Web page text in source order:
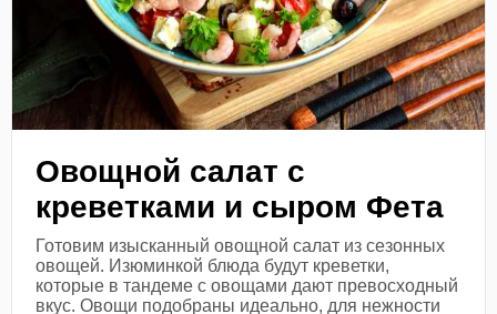
Овощной салат с
креветками и сыром Фета
Готовим изысканный овощной салат из сезонных
овощей. Изюминкой блюда будут креветки,
которые в тандеме с овощами дают превосходный
вкус. Овощи подобраны идеально, для нежности